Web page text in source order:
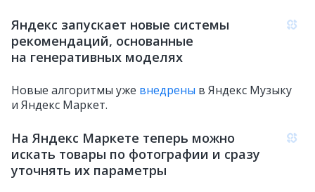
Яндекс запускает новые системы
рекомендаций, основанные
на генеративных моделях
Новые алгоритмы уже внедрены в Яндекс Музыку
и Яндекс Маркет.
На Яндекс Маркете теперь можно
искать товары по фотографии и сразу
уточнять их параметры